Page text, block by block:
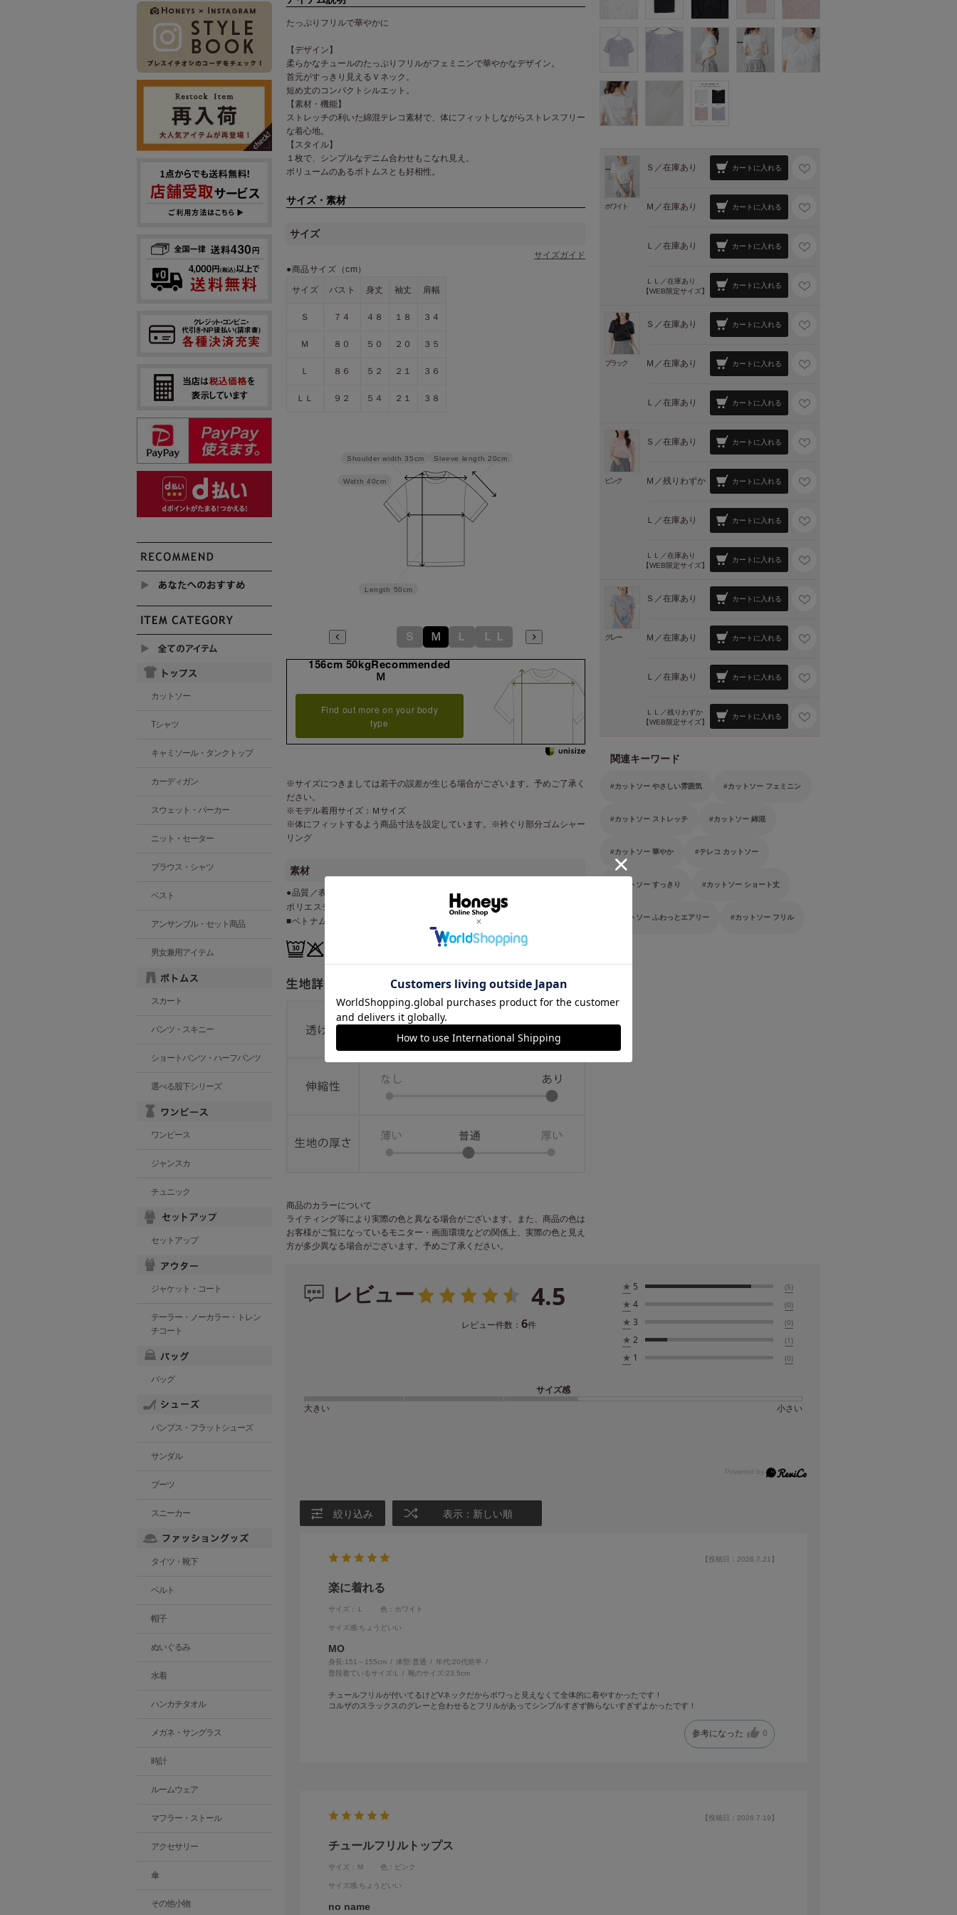
たっぷりフリルで華やかに
【デザイン】
柔らかなチュールのたっぷりフリルがフェミニンで華やかなデザイン。
首元がすっきり見えるＶネック。
短め丈のコンパクトシルエット。
【素材・機能】
ストレッチの利いた綿混テレコ素材で、体にフィットしながらストレスフリー
な着心地。
【スタイル】
１枚で、シンプルなデニム合わせもこなれ見え。
ボリュームのあるボトムスとも好相性。
サイズ・素材
サイズ
サイズガイド
●商品サイズ（cm）
サイズ バスト 身丈 袖丈 肩幅
Ｓ ７４ ４８ １８ ３４
Ｍ ８０ ５０ ２０ ３５
Ｌ ８６ ５２ ２１ ３６
ＬＬ ９２ ５４ ２１ ３８
Sleeve length 20cm
Length 50cm
Width 40cm
Shoulder width 35cm
Ｓ Ｍ Ｌ ＬＬ
156cm 50kgRecommended
Ｍ
Find out more on your body
type
※サイズにつきましては若干の誤差が生じる場合がございます。予めご了承く
ださい。
※モデル着用サイズ：Ｍサイズ
※体にフィットするよう商品寸法を設定しています。※衿ぐり部分ゴムシャー
リング
素材
●品質／表地 ポリエステル ６５％・綿 ３３％・ポリウレタン ２％・別布
ポリエステル １００％
■ベトナム製
商品のカラーについて
ライティング等により実際の色と異なる場合がございます。また、商品の色は
お客様がご覧になっているモニター・画面環境などの関係上、実際の色と見え
方が多少異なる場合がございます。予めご了承ください。
ホワイト
Ｓ／在庫あり カートに入れる
Ｍ／在庫あり カートに入れる
Ｌ／在庫あり カートに入れる
ＬＬ／在庫あり
【WEB限定サイズ】
カートに入れる
ブラック
Ｓ／在庫あり カートに入れる
Ｍ／在庫あり カートに入れる
Ｌ／在庫あり カートに入れる
ピンク
Ｓ／在庫あり カートに入れる
Ｍ／残りわずか カートに入れる
Ｌ／在庫あり カートに入れる
ＬＬ／在庫あり
【WEB限定サイズ】
カートに入れる
グレー
Ｓ／在庫あり カートに入れる
Ｍ／在庫あり カートに入れる
Ｌ／在庫あり カートに入れる
ＬＬ／残りわずか
【WEB限定サイズ】
カートに入れる
関連キーワード
カットソー やさしい雰囲気 カットソー フェミニン
カットソー ストレッチ カットソー 綿混
カットソー 華やか テレコ カットソー
カットソー すっきり カットソー ショート丈
カットソー ふわっとエアリー カットソー フリル
レビュー 4.5
レビュー件数： 6件
★ 5 (5)
★ 4 (0)
★ 3 (0)
★ 2 (1)
★ 1 (0)
サイズ感
大きい
小さい
絞り込み 表示：新しい順
【投稿日：2026.7.21】
楽に着れる
サイズ：Ｌ 色：ホワイト
サイズ感:ちょうどいい
MO
身長:151～155cm 体型: 普通 年代:20代前半
普段着ているサイズ:L 靴のサイズ:23.5cm
チュールフリルが付いてるけどVネックだからボワっと見えなくて全体的に着やすかったです！
コルザのスラックスのグレーと合わせるとフリルがあってシンプルすぎず飾らないすぎずよかったです！
参考になった 0
【投稿日：2026.7.19】
チュールフリルトップス
サイズ：Ｍ 色：ピンク
サイズ感:ちょうどいい
no name
カットソー
Tシャツ
キャミソール・タンクトップ
カーディガン
スウェット・パーカー
ニット・セーター
ブラウス・シャツ
ベスト
アンサンブル・セット商品
男女兼用アイテム
スカート
パンツ・スキニー
ショートパンツ・ハーフパンツ
選べる股下シリーズ
ワンピース
ジャンスカ
チュニック
セットアップ
ジャケット・コート
テーラー・ノーカラー・トレン
チコート
バッグ
パンプス・フラットシューズ
サンダル
ブーツ
スニーカー
タイツ・靴下
ベルト
帽子
ぬいぐるみ
水着
ハンカチタオル
メガネ・サングラス
時計
ルームウェア
マフラー・ストール
アクセサリー
傘
その他小物